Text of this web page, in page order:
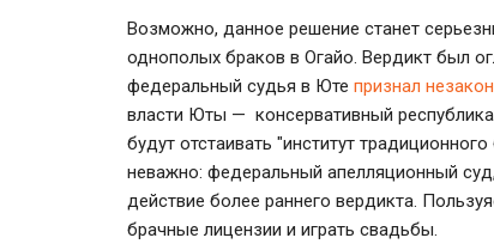
Возможно, данное решение станет
однополых браков в Огайо. Вердикт был
федеральный судья в Юте признал
власти Юты — консервативный
будут отстаивать "институт
неважно: федеральный апелляционный
действие более раннего вердикта.
брачные лицензии и играть свадьбы.